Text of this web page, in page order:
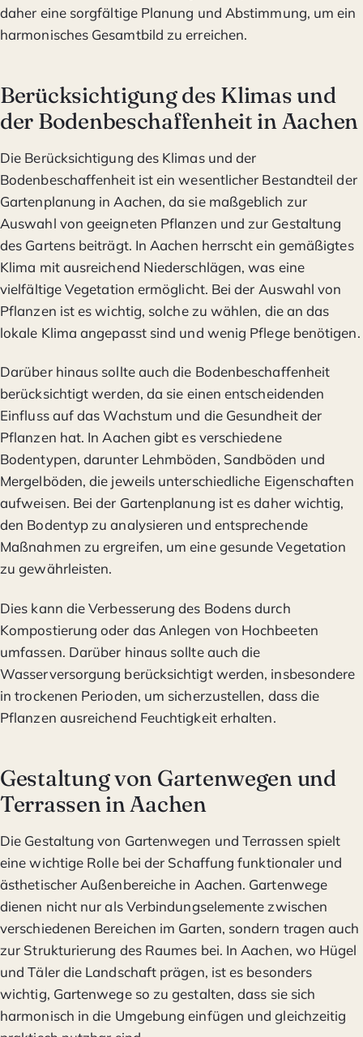
daher eine sorgfältige Planung und Abstimmung, um ein
harmonisches Gesamtbild zu erreichen.
Berücksichtigung des Klimas und
der Bodenbeschaffenheit in Aachen
Die Berücksichtigung des Klimas und der
Bodenbeschaffenheit ist ein wesentlicher Bestandteil der
Gartenplanung in Aachen, da sie maßgeblich zur
Auswahl von geeigneten Pflanzen und zur Gestaltung
des Gartens beiträgt. In Aachen herrscht ein gemäßigtes
Klima mit ausreichend Niederschlägen, was eine
vielfältige Vegetation ermöglicht. Bei der Auswahl von
Pflanzen ist es wichtig, solche zu wählen, die an das
lokale Klima angepasst sind und wenig Pflege benötigen.
Darüber hinaus sollte auch die Bodenbeschaffenheit
berücksichtigt werden, da sie einen entscheidenden
Einfluss auf das Wachstum und die Gesundheit der
Pflanzen hat. In Aachen gibt es verschiedene
Bodentypen, darunter Lehmböden, Sandböden und
Mergelböden, die jeweils unterschiedliche Eigenschaften
aufweisen. Bei der Gartenplanung ist es daher wichtig,
den Bodentyp zu analysieren und entsprechende
Maßnahmen zu ergreifen, um eine gesunde Vegetation
zu gewährleisten.
Dies kann die Verbesserung des Bodens durch
Kompostierung oder das Anlegen von Hochbeeten
umfassen. Darüber hinaus sollte auch die
Wasserversorgung berücksichtigt werden, insbesondere
in trockenen Perioden, um sicherzustellen, dass die
Pflanzen ausreichend Feuchtigkeit erhalten.
Gestaltung von Gartenwegen und
Terrassen in Aachen
Die Gestaltung von Gartenwegen und Terrassen spielt
eine wichtige Rolle bei der Schaffung funktionaler und
ästhetischer Außenbereiche in Aachen. Gartenwege
dienen nicht nur als Verbindungselemente zwischen
verschiedenen Bereichen im Garten, sondern tragen auch
zur Strukturierung des Raumes bei. In Aachen, wo Hügel
und Täler die Landschaft prägen, ist es besonders
wichtig, Gartenwege so zu gestalten, dass sie sich
harmonisch in die Umgebung einfügen und gleichzeitig